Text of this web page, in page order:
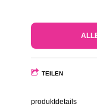
TEILEN
produktdetails